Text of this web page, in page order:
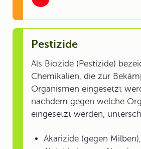
Pestizide
Als Biozide (Pestizide)
Chemikalien, die zur
Organismen eingesetzt
nachdem gegen welche
eingesetzt werden,
Akarizide (gegen Milben),